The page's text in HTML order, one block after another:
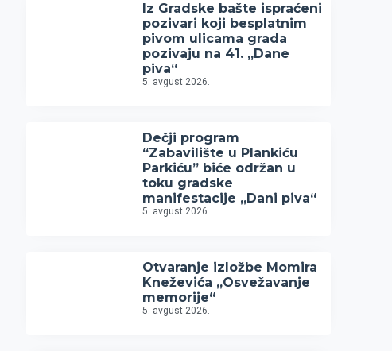
Iz Gradske bašte ispraćeni
pozivari koji besplatnim
pivom ulicama grada
pozivaju na 41. „Dane
piva“
5. avgust 2026.
Dečji program
“Zabavilište u Plankiću
Parkiću” biće održan u
toku gradske
manifestacije „Dani piva“
5. avgust 2026.
Otvaranje izložbe Momira
Kneževića „Osvežavanje
memorije“
5. avgust 2026.